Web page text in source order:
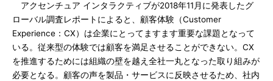
アクセンチュア インタラクティブが2018年11月に発表したグ
ローバル調査レポートによると、顧客体験（Customer
Experience：CX）は企業にとってますます重要な課題となって
いる。従来型の体験では顧客を満足させることができない。CX
を推進するためには組織の壁を越え全社一丸となった取り組みが
必要となる。顧客の声を製品・サービスに反映させるため、社内